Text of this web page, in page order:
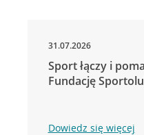
31.07.2026
Sport łączy i
Fundację
Dowiedz się więcej